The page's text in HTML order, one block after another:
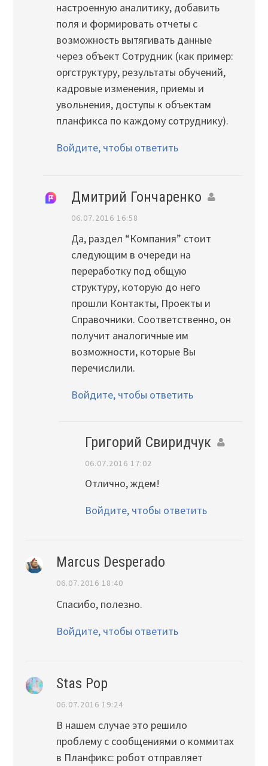
настроенную аналитику, добавить
поля и формировать отчеты с
возможность вытягивать данные
через объект Сотрудник (как пример:
оргструктуру, результаты обучений,
кадровые изменения, приемы и
увольнения, доступы к объектам
планфикса по каждому сотруднику).
Войдите, чтобы ответить
Дмитрий Гончаренко
06.07.2016 16:58
Да, раздел “Компания” стоит
следующим в очереди на
переработку под общую
структуру, которую до него
прошли Контакты, Проекты и
Справочники. Соответственно, он
получит аналогичные им
возможности, которые Вы
перечислили.
Войдите, чтобы ответить
Григорий Свиридчук
06.07.2016 17:02
Отлично, ждем!
Войдите, чтобы ответить
Marcus Desperado
06.07.2016 18:40
Спасибо, полезно.
Войдите, чтобы ответить
Stas Pop
06.07.2016 19:24
В нашем случае это решило
проблему с сообщениями о коммитах
в Планфикс: робот отправляет